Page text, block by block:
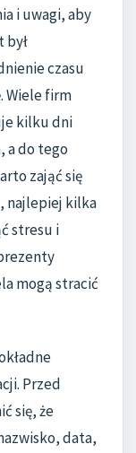
i uwagi, aby
był
czasu
Wiele firm
kilku dni
a do tego
zająć się
najlepiej kilka
stresu i
mogą stracić
Przed
się, że
data,